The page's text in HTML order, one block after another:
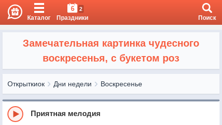
Каталог
6 2
Праздники Поиск
Замечательная картинка чудесного
воскресенья, с букетом роз
Открыткиок Дни недели Воскресенье
Приятная мелодия